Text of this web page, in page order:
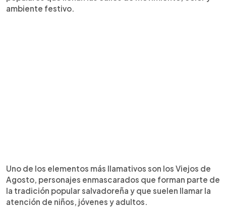
ambiente festivo.
Uno de los elementos más llamativos son los Viejos de
Agosto, personajes enmascarados que forman parte de
la tradición popular salvadoreña y que suelen llamar la
atención de niños, jóvenes y adultos.